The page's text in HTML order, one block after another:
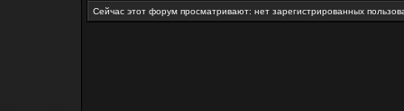
Сейчас этот форум просматривают: нет зарегистрированных